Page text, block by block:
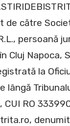
de către
persoană
Cluj Napoca,
la
lângă
RO